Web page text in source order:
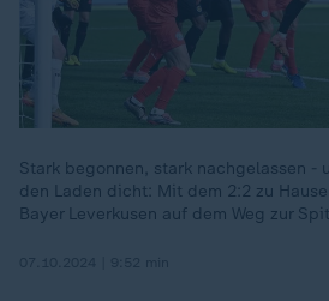
Stark begonnen, stark nachgelassen -
den Laden dicht: Mit dem 2:2 zu
Bayer Leverkusen auf dem Weg zur